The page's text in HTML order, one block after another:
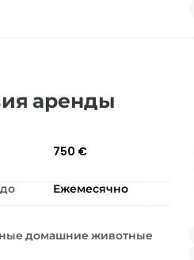
аренды
750 €
Ежемесячно
домашние животные